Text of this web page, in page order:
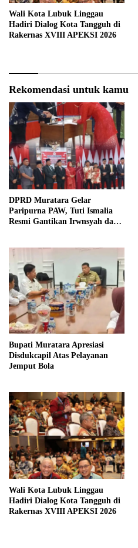
Wali Kota Lubuk Linggau
Hadiri Dialog Kota Tangguh di
Rakernas XVIII APEKSI 2026
Rekomendasi untuk kamu
DPRD Muratara Gelar
Paripurna PAW, Tuti Ismalia
Resmi Gantikan Irwnsyah dari
Bupati Muratara Apresiasi
Disdukcapil Atas Pelayanan
Jemput Bola
Wali Kota Lubuk Linggau
Hadiri Dialog Kota Tangguh di
Rakernas XVIII APEKSI 2026